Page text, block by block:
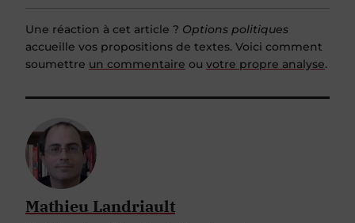
Une réaction à cet article ? Options politiques
accueille vos propositions de textes. Voici comment
soumettre un commentaire ou votre propre analyse.
Mathieu Landriault